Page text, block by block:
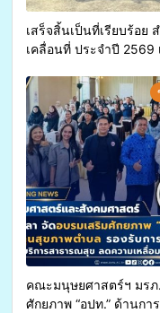
เสร็จสิ้นเป็นที่เรียบร้อย
เคลื่อนที่ ประจำปี 2569
คณะมนุษยศาสตร์ฯ มรภ
ศักยภาพ “อปท.” ด้านกา